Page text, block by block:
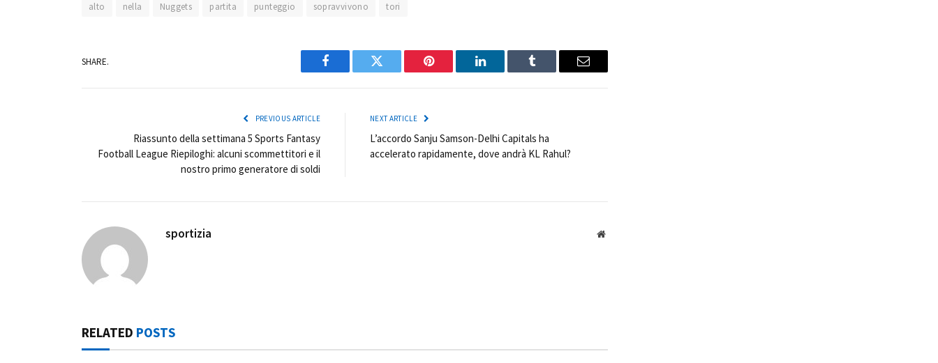
alto nella Nuggets partita punteggio sopravvivono tori
SHARE.
Facebook Twitter Pinterest LinkedIn Tumblr Email
PREVIOUS ARTICLE
Riassunto della settimana 5 Sports Fantasy
Football League Riepiloghi: alcuni scommettitori e il
nostro primo generatore di soldi
NEXT ARTICLE
L’accordo Sanju Samson-Delhi Capitals ha
accelerato rapidamente, dove andrà KL Rahul?
sportizia Website
RELATED POSTS